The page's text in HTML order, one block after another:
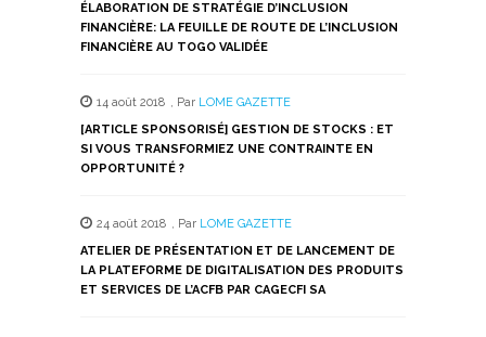
ÉLABORATION DE STRATÉGIE D’INCLUSION
FINANCIÈRE: LA FEUILLE DE ROUTE DE L’INCLUSION
FINANCIÈRE AU TOGO VALIDÉE
14 août 2018 , Par LOME GAZETTE
[ARTICLE SPONSORISÉ] GESTION DE STOCKS : ET
SI VOUS TRANSFORMIEZ UNE CONTRAINTE EN
OPPORTUNITÉ ?
24 août 2018 , Par LOME GAZETTE
ATELIER DE PRÉSENTATION ET DE LANCEMENT DE
LA PLATEFORME DE DIGITALISATION DES PRODUITS
ET SERVICES DE L’ACFB PAR CAGECFI SA